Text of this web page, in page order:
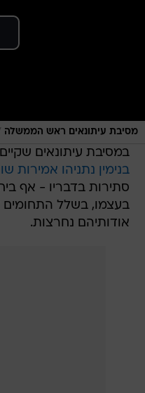
מסיבת עיתונאים ראש הממשלה
במסיבת עיתונאים
בנימין נתניהו אמירות
סתירות בדבריו - אף
בעצמו, בשלל התחומים
אודותיהם נחרצות.